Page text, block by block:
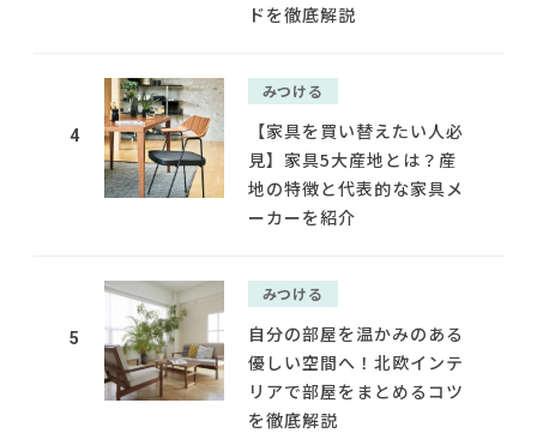
ドを徹底解説
4
みつける
【家具を買い替えたい人必
見】家具5大産地とは？産
地の特徴と代表的な家具メ
ーカーを紹介
5
みつける
自分の部屋を温かみのある
優しい空間へ！北欧インテ
リアで部屋をまとめるコツ
を徹底解説